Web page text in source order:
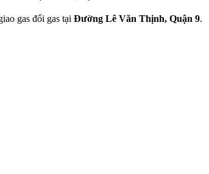
gas đổi gas tại Đường Lê Văn Thịnh, Quận 9.